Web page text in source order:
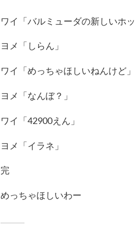
ワイ「バルミューダの新しいホ
ヨメ「しらん」
ワイ「めっちゃほしいねんけど」
ヨメ「なんぼ？」
ワイ「42900えん」
ヨメ「イラネ」
完
めっちゃほしいわー